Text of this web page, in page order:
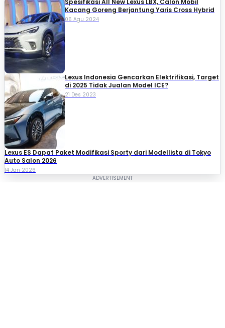
Spesifikasi All New Lexus LBX, Calon Mobil
Kacang Goreng Berjantung Yaris Cross Hybrid
06 Agu 2024
Lexus Indonesia Gencarkan Elektrifikasi, Target
di 2025 Tidak Jualan Model ICE?
21 Des 2023
Lexus ES Dapat Paket Modifikasi Sporty dari Modellista di Tokyo
Auto Salon 2026
14 Jan 2026